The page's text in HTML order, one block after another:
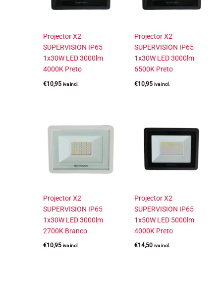
Projector X2
SUPERVISION IP65
1x30W LED 3000lm
4000K Preto
€10,95 iva incl.
Projector X2
SUPERVISION IP65
1x30W LED 3000lm
6500K Preto
€10,95 iva incl.
Projector X2
SUPERVISION IP65
1x30W LED 3000lm
2700K Branco
€10,95 iva incl.
Projector X2
SUPERVISION IP65
1x50W LED 5000lm
4000K Preto
€14,50 iva incl.